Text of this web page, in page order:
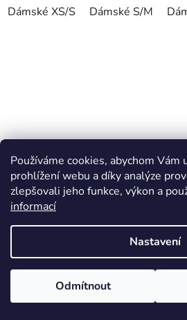
Používáme cookies, abychom
prohlížení webu a díky analýze
zlepšovali jeho funkce, výkon a
informací
Nastavení
Odmítnout
Dámské XS/S Dámské S/M